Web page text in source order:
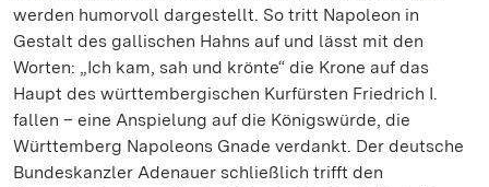
werden humorvoll dargestellt. So tritt Napoleon in
Gestalt des gallischen Hahns auf und lässt mit den
Worten: „Ich kam, sah und krönte“ die Krone auf das
Haupt des württembergischen Kurfürsten Friedrich I.
fallen – eine Anspielung auf die Königswürde, die
Württemberg Napoleons Gnade verdankt. Der deutsche
Bundeskanzler Adenauer schließlich trifft den